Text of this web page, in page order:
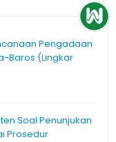
Pengadaan
Baros (Lingkar
Soal Penunjukan
Prosedur